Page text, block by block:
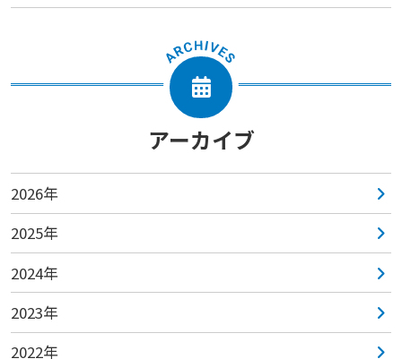
アーカイブ
2026年
2025年
2024年
2023年
2022年